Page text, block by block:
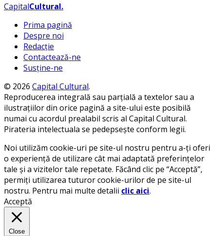
CapitalCultural.
Prima pagină
Despre noi
Redacție
Contactează-ne
Susține-ne
© 2026 Capital Cultural.
Reproducerea integrală sau parțială a textelor sau a
ilustrațiilor din orice pagină a site-ului este posibilă
numai cu acordul prealabil scris al Capital Cultural.
Pirateria intelectuala se pedepsește conform legii.
Noi utilizăm cookie-uri pe site-ul nostru pentru a-ți oferi
o experiență de utilizare cât mai adaptată preferințelor
tale și a vizitelor tale repetate. Făcând clic pe “Acceptă”,
permiți utilizarea tuturor cookie-urilor de pe site-ul
nostru. Pentru mai multe detalii clic aici.
Acceptă
Close